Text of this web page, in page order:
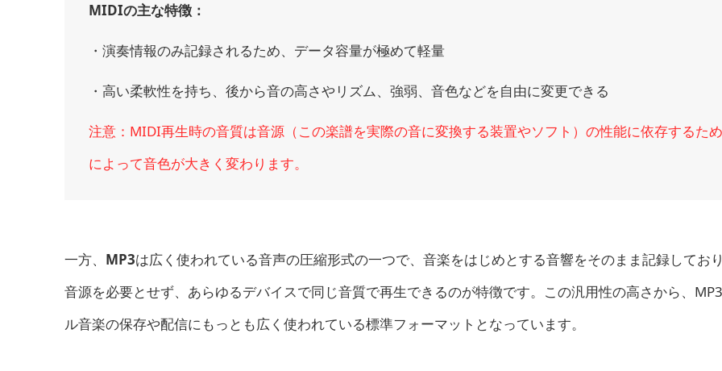
MIDIの主な特徴：
・演奏情報のみ記録されるため、データ容量が極めて軽量
・高い柔軟性を持ち、後から音の高さやリズム、強弱、音色などを自由に変更できる
注意：MIDI再生時の音質は音源（この楽譜を実際の音に変換する装置やソフト）の性能に依存するた
によって音色が大きく変わります。
一方、 MP3は広く使われている音声の圧縮形式の一つで、音楽をはじめとする音響をそのまま記録してお
音源を必要とせず、あらゆるデバイスで同じ音質で再生できるのが特徴です。この汎用性の高さから、
ル音楽の保存や配信にもっとも広く使われている標準フォーマットとなっています。